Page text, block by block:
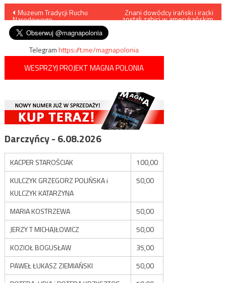
Nawigacja
wpisu
Muzeum Tradycji Ruchu
Narodowego
Znani dowódcy irański i iracki
zostali zabici w amerykańskim
Telegramhttps://t.me/magnapolonia
WESPRZYJ PROJEKT MAGNA POLONIA
Darczyńcy - 6.08.2026
KACPER STAROŚCIAK
100,00
KULCZYK GRZEGORZ POLIŃSKA i
KULCZYK KATARZYNA
50,00
MARIA KOSTRZEWA
50,00
JERZY T MICHAJŁOWICZ
50,00
KOZIOŁ BOGUSŁAW
35,00
PAWEŁ ŁUKASZ ZIEMIAŃSKI
50,00